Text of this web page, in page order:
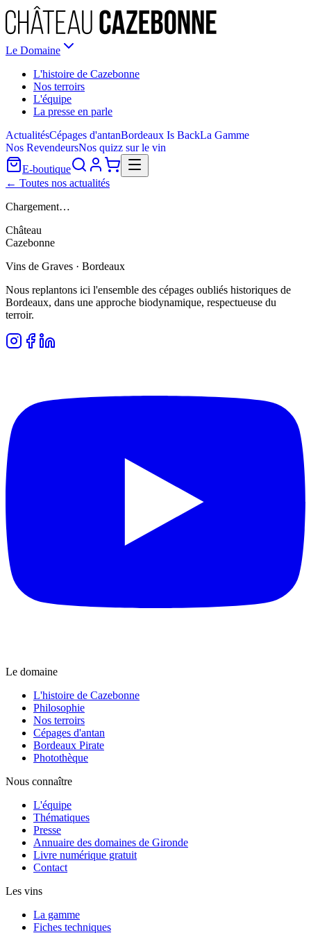
Le Domaine
L'histoire de Cazebonne
Nos terroirs
L'équipe
La presse en parle
ActualitésCépages d'antanBordeaux Is BackLa Gamme
Nos RevendeursNos quizz sur le vin
E-boutique
← Toutes nos actualités
Chargement…
Château
Cazebonne
Vins de Graves · Bordeaux
Nous replantons ici l'ensemble des cépages oubliés historiques de
Bordeaux, dans une approche biodynamique, respectueuse du
terroir.
Le domaine
L'histoire de Cazebonne
Philosophie
Nos terroirs
Cépages d'antan
Bordeaux Pirate
Photothèque
Nous connaître
L'équipe
Thématiques
Presse
Annuaire des domaines de Gironde
Livre numérique gratuit
Contact
Les vins
La gamme
Fiches techniques